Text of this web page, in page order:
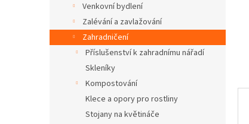
Venkovní bydlení
Zalévání a zavlažování
Zahradničení
Příslušenství k zahradnímu nářadí
Skleníky
Kompostování
Klece a opory pro rostliny
Stojany na květináče